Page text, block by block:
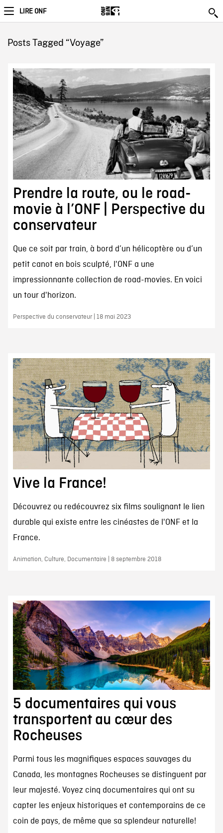
LIRE ONF
Posts Tagged “Voyage”
Prendre la route, ou le road-
movie à l’ONF | Perspective du
conservateur
Que ce soit par train, à bord d’un hélicoptère ou d’un
petit canot en bois sculpté, l'ONF a une
impressionnante collection de road-movies. En voici
un tour d'horizon.
Perspective du conservateur | 18 mai 2023
Vive la France!
Découvrez ou redécouvrez six films soulignant le lien
durable qui existe entre les cinéastes de l'ONF et la
France.
Animation, Culture, Documentaire | 8 septembre 2018
5 documentaires qui vous
transportent au cœur des
Rocheuses
Parmi tous les magnifiques espaces sauvages du
Canada, les montagnes Rocheuses se distinguent par
leur majesté. Voyez cinq documentaires qui ont su
capter les enjeux historiques et contemporains de ce
coin de pays, de même que sa splendeur naturelle!